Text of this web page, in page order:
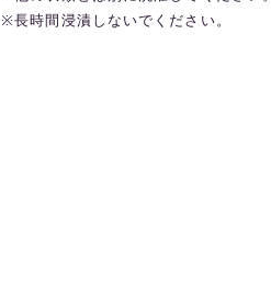
※長時間浸漬しないでください。